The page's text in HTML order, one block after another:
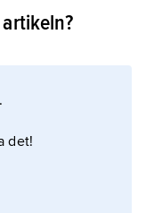
och Zaria,
eller
i
det!